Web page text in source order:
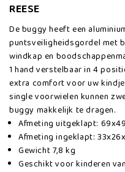
REESE
De buggy heeft een
puntsveiligheidsgordel met
windkap en
1 hand verstelbaar in 4
extra comfort voor uw
single voorwielen kunnen
buggy makkelijk te dragen.
Afmeting uitgeklapt:
Afmeting ingeklapt:
Gewicht 7,8 kg
Geschikt voor kinderen